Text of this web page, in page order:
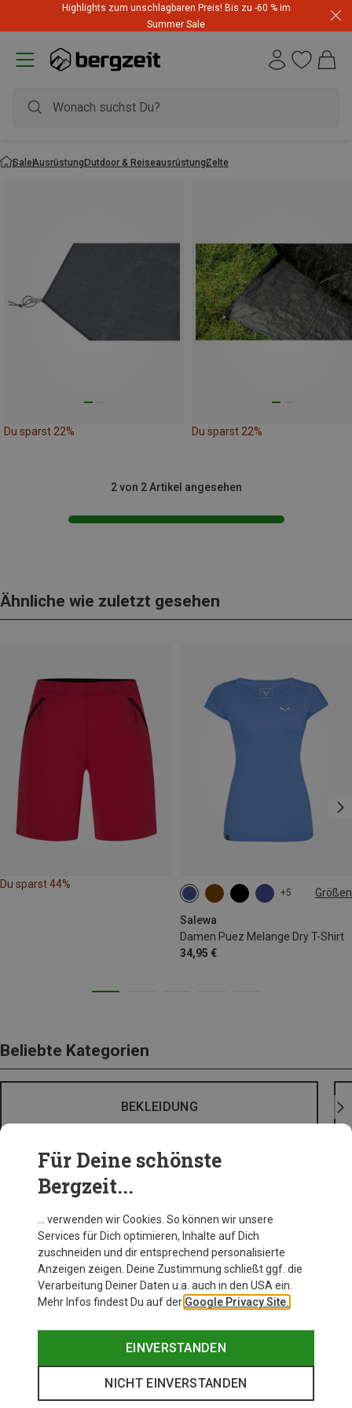
Highlights zum unschlagbaren Preis! Bis zu -60 % im
Summer Sale
SaleAusrüstungOutdoor & ReiseausrüstungZelte
Du sparst 22% Du sparst 22%
2 von 2 Artikel angesehen
Ähnliche wie zuletzt gesehen
Du sparst 44%
+5 Größen
Salewa
Damen Puez Melange Dry T-Shirt
34,95 €
XS S M
Beliebte Kategorien
BEKLEIDUNG
Für Deine schönste
Bergzeit...
… verwenden wir Cookies. So können wir unsere
Services für Dich optimieren, Inhalte auf Dich
zuschneiden und dir entsprechend personalisierte
Anzeigen zeigen. Deine Zustimmung schließt ggf. die
Verarbeitung Deiner Daten u.a. auch in den USA ein.
Mehr Infos findest Du auf der Google Privacy Site.
EINVERSTANDEN
NICHT EINVERSTANDEN